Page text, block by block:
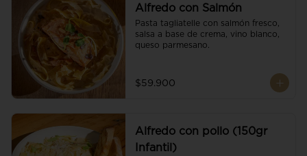
Alfredo con Salmón
Pasta tagliatelle con salmón fresco,
salsa a base de crema, vino blanco,
queso parmesano.
$59.900
Alfredo con pollo (150gr
Infantil)